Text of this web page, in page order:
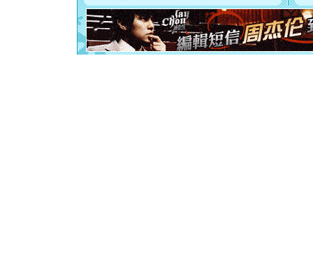
[元旦]当
泣，这痛
卖了。水
[春节]风
颜！冬去